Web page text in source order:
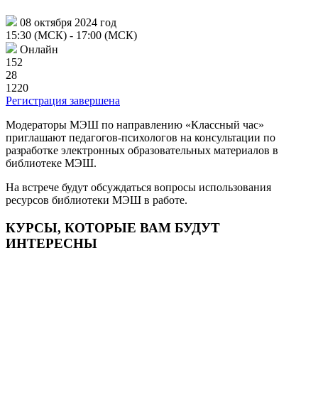
08 октября 2024 год
15:30 (МСК) - 17:00 (МСК)
Онлайн
152
28
1220
Регистрация завершена
Модераторы МЭШ по направлению «Классный час»
приглашают педагогов-психологов на консультации по
разработке электронных образовательных материалов в
библиотеке МЭШ.
На встрече будут обсуждаться вопросы использования
ресурсов библиотеки МЭШ в работе.
КУРСЫ, КОТОРЫЕ ВАМ БУДУТ
ИНТЕРЕСНЫ